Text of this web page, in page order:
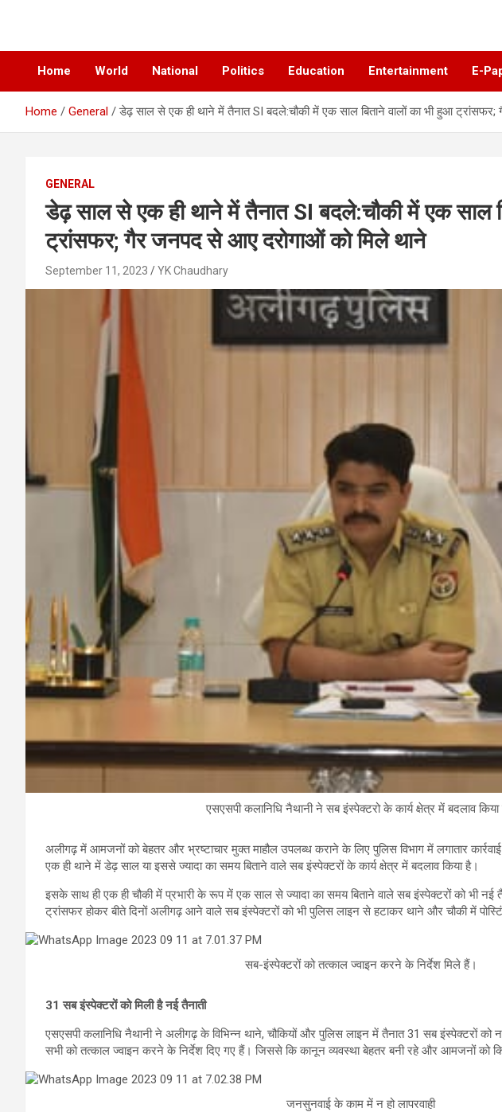
Chatiankh
Home World National Politics Education Entertainment E-
Home General डेढ़ साल से एक ही थाने में तैनात SI बदले:चौकी में एक साल बिताने वालों का भी हुआ
GENERAL
डेढ़ साल से एक ही थाने में तैनात SI बदले:चौकी में एक साल
ट्रांसफर; गैर जनपद से आए दरोगाओं को मिले थाने
September 11, 2023 YK Chaudhary
एसएसपी कलानिधि नैथानी ने सब इंस्पेक्टरो के कार्य क्षेत्र में बदलाव किया
अलीगढ़ में आमजनों को बेहतर और भ्रष्टाचार मुक्त माहौल उपलब्ध कराने के लिए पुलिस विभाग में लगातार
एक ही थाने में डेढ़ साल या इससे ज्यादा का समय बिताने वाले सब इंस्पेक्टरों के कार्य क्षेत्र में बदलाव किया है।
इसके साथ ही एक ही चौकी में प्रभारी के रूप में एक साल से ज्यादा का समय बिताने वाले सब इंस्पेक्टरों को भी नई
ट्रांसफर होकर बीते दिनों अलीगढ़ आने वाले सब इंस्पेक्टरों को भी पुलिस लाइन से हटाकर थाने और चौकी में
सब-इंस्पेक्टरों को तत्काल ज्वाइन करने के निर्देश मिले हैं।
31 सब इंस्पेक्टरों को मिली है नई तैनाती
एसएसपी कलानिधि नैथानी ने अलीगढ़ के विभिन्न थाने, चौकियों और पुलिस लाइन में तैनात 31 सब इंस्पेक्टरों को
सभी को तत्काल ज्वाइन करने के निर्देश दिए गए हैं। जिससे कि कानून व्यवस्था बेहतर बनी रहे और आमजनों को
जनसुनवाई के काम में न हो लापरवाही